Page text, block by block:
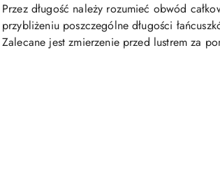
Przez długość należy rozumieć obwód
przybliżeniu poszczególne długości
Zalecane jest zmierzenie przed lustrem za